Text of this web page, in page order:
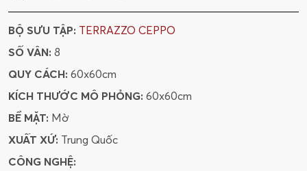
BỘ SƯU TẬP: TERRAZZO CEPPO
SỐ VÂN: 8
QUY CÁCH: 60x60cm
KÍCH THƯỚC MÔ PHỎNG: 60x60cm
BỀ MẶT: Mờ
XUẤT XỨ: Trung Quốc
CÔNG NGHỆ: